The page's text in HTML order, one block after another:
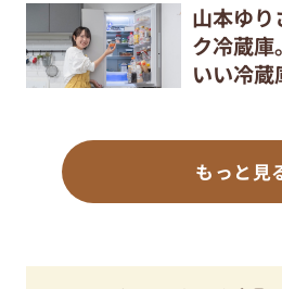
山本ゆり
ク冷蔵庫
いい冷
もっと見